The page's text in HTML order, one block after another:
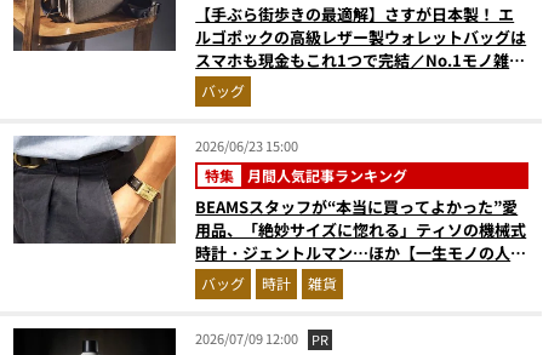
【手ぶら街歩きの最適解】さすが日本製！ エ
ルゴポックの高級レザー製ウォレットバッグは
スマホも現金もこれ1つで完結／No.1モノ雑誌
編集長のお墨付き『コレ買いです』Vol.168
バッグ
2026/06/23 15:00
特集 月間人気記事ランキング
BEAMSスタッフが“本当に買ってよかった”愛
用品、「絶妙サイズに惚れる」ティソの機械式
時計・ジェントルマン…ほか【一生モノの人気
記事ランキングベスト3】（2026年5月版）
バッグ 時計 雑貨
2026/07/09 12:00 PR